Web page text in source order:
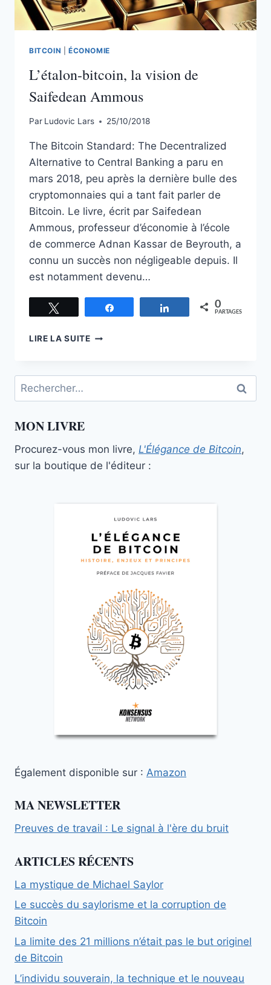
BITCOIN ÉCONOMIE
L’étalon-bitcoin, la vision de
Saifedean Ammous
Par Ludovic Lars 25/10/2018
The Bitcoin Standard: The Decentralized
Alternative to Central Banking a paru en
mars 2018, peu après la dernière bulle des
cryptomonnaies qui a tant fait parler de
Bitcoin. Le livre, écrit par Saifedean
Ammous, professeur d’économie à l’école
de commerce Adnan Kassar de Beyrouth, a
connu un succès non négligeable depuis. Il
est notamment devenu…
Partagez 0
PARTAGES
LIRE LA SUITEL’ÉTALON-
VISION
SAIFEDEAN
Rechercher :
MON LIVRE
Procurez-vous mon livre, L'Élégance de Bitcoin,
sur la boutique de l'éditeur :
Également disponible sur : Amazon
MA NEWSLETTER
Preuves de travail : Le signal à l'ère du bruit
ARTICLES RÉCENTS
La mystique de Michael Saylor
Le succès du saylorisme et la corruption de
Bitcoin
La limite des 21 millions n’était pas le but originel
de Bitcoin
L’individu souverain, la technique et le nouveau